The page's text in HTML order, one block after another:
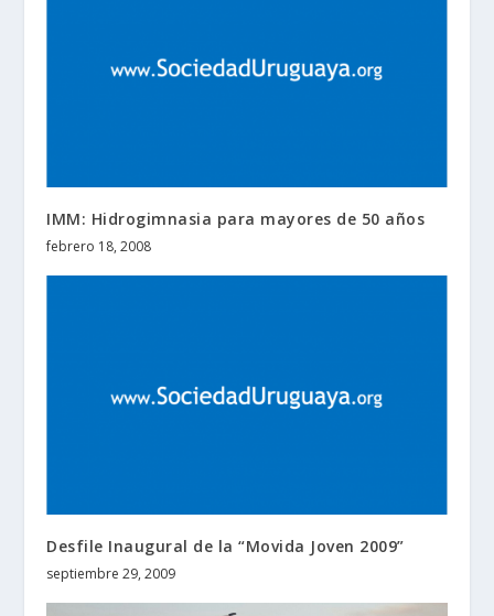
IMM: Hidrogimnasia para mayores de 50 años
febrero 18, 2008
Desfile Inaugural de la “Movida Joven 2009”
septiembre 29, 2009